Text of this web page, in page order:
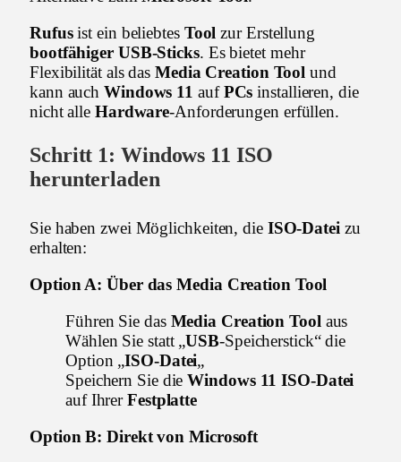
Rufusist ein beliebtes Tool zur Erstellung
bootfähiger USB-Sticks. Es bietet mehr
Flexibilität als dasMedia Creation Tool und
kann auchWindows 11 aufPCs installieren, die
nicht alle Hardware-Anforderungen erfüllen.
Schritt 1: Windows 11 ISO
herunterladen
Sie haben zwei Möglichkeiten, die ISO-Datei zu
erhalten:
Option A: Über das Media Creation Tool
Führen Sie das Media Creation Tool aus
Wählen Sie statt „USB-Speicherstick“ die
Option „ISO-Datei„
Speichern Sie dieWindows 11 ISO-Datei
auf IhrerFestplatte
Option B: Direkt von Microsoft